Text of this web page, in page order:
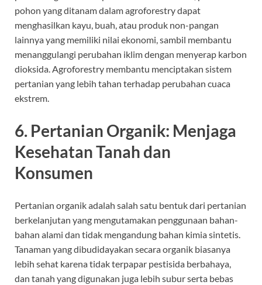
pohon yang ditanam dalam agroforestry dapat
menghasilkan kayu, buah, atau produk non-pangan
lainnya yang memiliki nilai ekonomi, sambil membantu
menanggulangi perubahan iklim dengan menyerap karbon
dioksida. Agroforestry membantu menciptakan sistem
pertanian yang lebih tahan terhadap perubahan cuaca
ekstrem.
6. Pertanian Organik: Menjaga
Kesehatan Tanah dan
Konsumen
Pertanian organik adalah salah satu bentuk dari pertanian
berkelanjutan yang mengutamakan penggunaan bahan-
bahan alami dan tidak mengandung bahan kimia sintetis.
Tanaman yang dibudidayakan secara organik biasanya
lebih sehat karena tidak terpapar pestisida berbahaya,
dan tanah yang digunakan juga lebih subur serta bebas